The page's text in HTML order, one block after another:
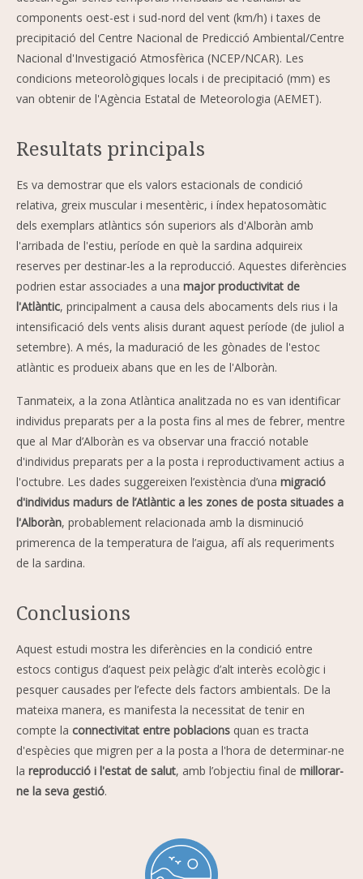
components oest-est i sud-nord del vent (km/h) i taxes de
precipitació del Centre Nacional de Predicció Ambiental/Centre
Nacional d'Investigació Atmosfèrica (NCEP/NCAR). Les
condicions meteorològiques locals i de precipitació (mm) es
van obtenir de l'Agència Estatal de Meteorologia (AEMET).
Resultats principals
Es va demostrar que els valors estacionals de condició
relativa, greix muscular i mesentèric, i índex hepatosomàtic
dels exemplars atlàntics són superiors als d'Alboràn amb
l'arribada de l'estiu, període en què la sardina adquireix
reserves per destinar-les a la reproducció. Aquestes diferències
podrien estar associades a una major productivitat de
l'Atlàntic, principalment a causa dels abocaments dels rius i la
intensificació dels vents alisis durant aquest període (de juliol a
setembre). A més, la maduració de les gònades de l'estoc
atlàntic es produeix abans que en les de l'Alboràn.
Tanmateix, a la zona Atlàntica analitzada no es van identificar
individus preparats per a la posta fins al mes de febrer, mentre
que al Mar d’Alboràn es va observar una fracció notable
d'individus preparats per a la posta i reproductivament actius a
l'octubre. Les dades suggereixen l’existència d’una migració
d'individus madurs de l’Atlàntic a les zones de posta situades a
l'Alboràn, probablement relacionada amb la disminució
primerenca de la temperatura de l’aigua, afí als requeriments
de la sardina.
Conclusions
Aquest estudi mostra les diferències en la condició entre
estocs contigus d’aquest peix pelàgic d’alt interès ecològic i
pesquer causades per l’efecte dels factors ambientals. De la
mateixa manera, es manifesta la necessitat de tenir en
compte la connectivitat entre poblacions quan es tracta
d'espècies que migren per a la posta a l'hora de determinar-ne
la reproducció i l'estat de salut, amb l’objectiu final de millorar-
ne la seva gestió.